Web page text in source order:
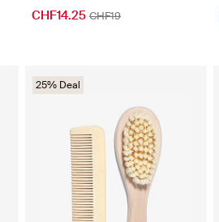
CHF14.25 CHF19
25% Deal